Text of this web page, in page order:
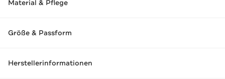
Material & Pflege
Größe & Passform
Herstellerinformationen